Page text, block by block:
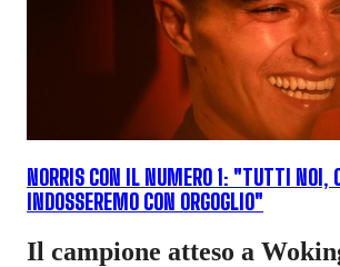
NORRIS CON IL NUMERO 1: "TUTTI NOI,
INDOSSEREMO CON ORGOGLIO"
Il campione atteso a